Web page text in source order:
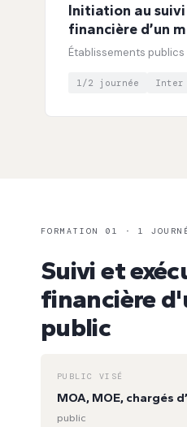
Initiation au
financière d’un
Établissements publics
1/2 journée
FORMATION 01 · 1
Suivi et
financière
public
PUBLIC VISÉ
MOA, MOE, chargés
public